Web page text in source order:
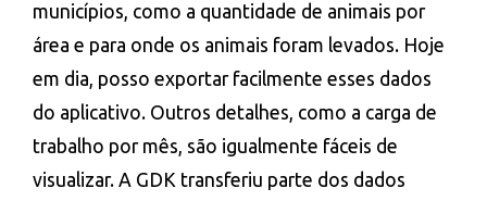
municípios, como a quantidade de animais por
área e para onde os animais foram levados. Hoje
em dia, posso exportar facilmente esses dados
do aplicativo. Outros detalhes, como a carga de
trabalho por mês, são igualmente fáceis de
visualizar. A GDK transferiu parte dos dados